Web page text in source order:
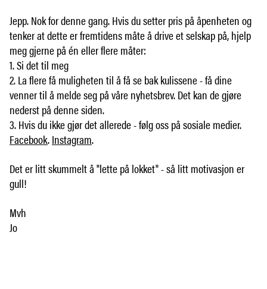
Jepp. Nok for denne gang. Hvis du setter pris på åpenheten og
tenker at dette er fremtidens måte å drive et selskap på, hjelp
meg gjerne på én eller flere måter:
1. Si det til meg
2. La flere få muligheten til å få se bak kulissene - få dine
venner til å melde seg på våre nyhetsbrev. Det kan de gjøre
nederst på denne siden.
3. Hvis du ikke gjør det allerede - følg oss på sosiale medier.
Facebook.Instagram.
Det er litt skummelt å "lette på lokket" - så litt motivasjon er
gull!
Mvh
Jo